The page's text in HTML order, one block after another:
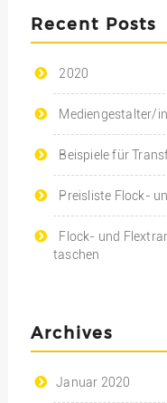
Recent Posts
2020
Mediengestalter/
Beispiele für
Preisliste Flock-
Flock- und
taschen
Archives
Januar 2020